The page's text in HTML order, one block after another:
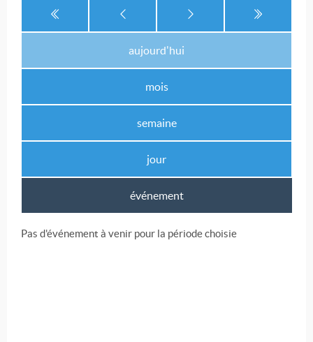
aujourd'hui
mois
semaine
jour
événement
Pas d'événement à venir pour la période choisie